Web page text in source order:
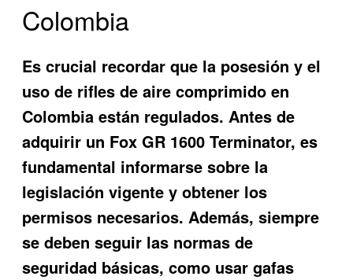
Colombia
Es crucial recordar que la posesión y el
uso de rifles de aire comprimido en
Colombia están regulados. Antes de
adquirir un Fox GR 1600 Terminator, es
fundamental informarse sobre la
legislación vigente y obtener los
permisos necesarios. Además, siempre
se deben seguir las normas de
seguridad básicas, como usar gafas